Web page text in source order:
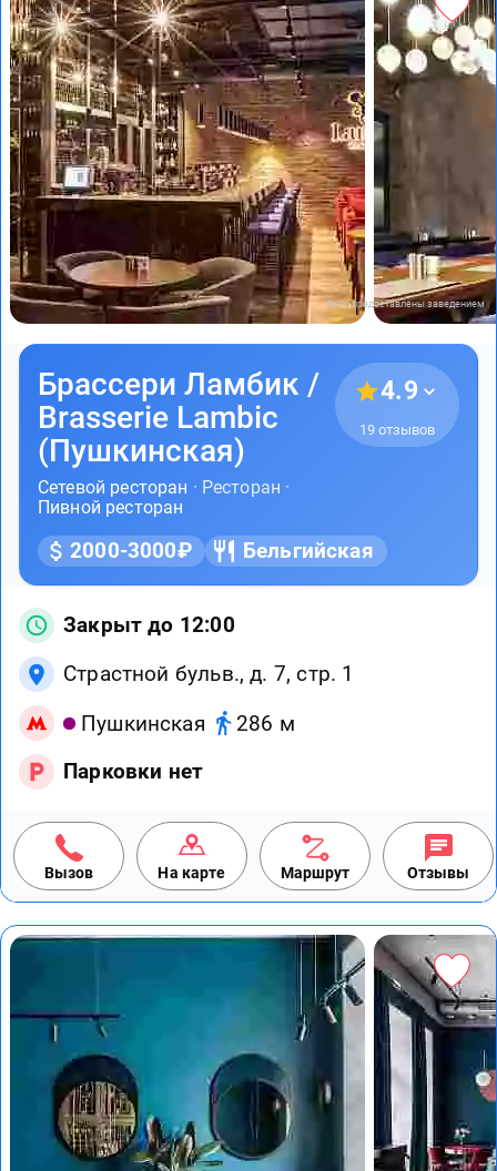
Фото предоставлены заведением
Брассери Ламбик /
Brasserie Lambic
(Пушкинская)
Сетевой ресторан · Ресторан ·
Пивной ресторан
4.9
19 отзывов
2000-3000₽ Бельгийская
Закрыт до 12:00
Страстной бульв., д. 7, стр. 1
Пушкинская
286 м
Парковки нет
Вызов На карте Маршрут Отзывы